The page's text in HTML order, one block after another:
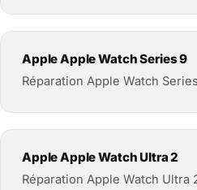
Apple Apple Watch Series 9
Réparation Apple Watch
Apple Apple Watch Ultra 2
Réparation Apple Watch Ultra